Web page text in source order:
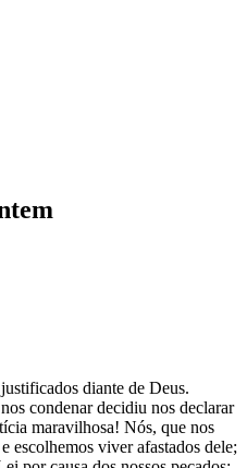
diante de Deus.
condenar decidiu nos declarar
maravilhosa! Nós, que nos
escolhemos viver afastados dele;